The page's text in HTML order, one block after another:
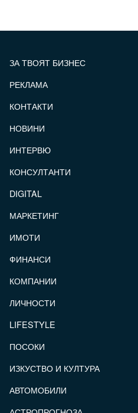
ЗА ТВОЯТ БИЗНЕС
РЕКЛАМА
КОНТАКТИ
НОВИНИ
ИНТЕРВЮ
КОНСУЛТАНТИ
DIGITAL
МАРКЕТИНГ
ИМОТИ
ФИНАНСИ
КОМПАНИИ
ЛИЧНОСТИ
LIFESTYLE
ПОСОКИ
ИЗКУСТВО И КУЛТУРА
АВТОМОБИЛИ